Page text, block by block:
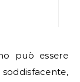
può essere